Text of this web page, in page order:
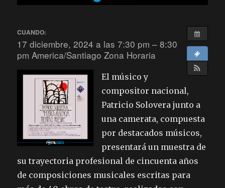
CUANDO:
17 diciembre, 2024 a las 7:30 pm – 8:30
pmAmerica/Santiago Zona Horaria
El músico y
compositor nacional,
Patricio Solovera junto a
una camerata, compuesta
por destacados músicos,
presentará un muestra de
su trayectoria profesional de cincuenta años
de composiciones musicales escritas para